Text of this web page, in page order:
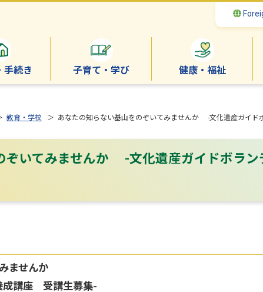
手続き 子育て・学び 健康・福祉
教育・学校 ＞ あなたの知らない基山をのぞいてみませんか -文化遺産ガイド
ぞいてみませんか -文化遺産ガイドボラ
ませんか
成講座 受講生募集-